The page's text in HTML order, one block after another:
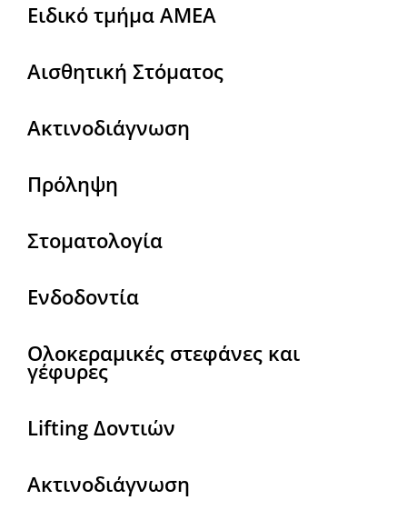
Ειδικό τμήμα ΑΜΕΑ
Αισθητική Στόματος
Ακτινοδιάγνωση
Πρόληψη
Στοματολογία
Ενδοδοντία
Ολοκεραμικές στεφάνες και
γέφυρες
Lifting Δοντιών
Ακτινοδιάγνωση